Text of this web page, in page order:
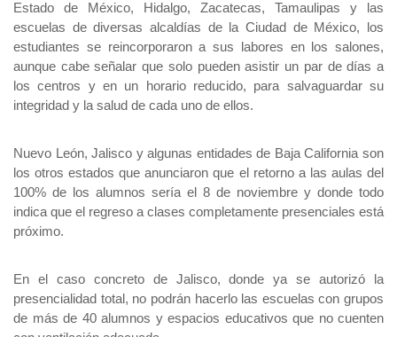
Estado de México, Hidalgo, Zacatecas, Tamaulipas y las
escuelas de diversas alcaldías de la Ciudad de México, los
estudiantes se reincorporaron a sus labores en los salones,
aunque cabe señalar que solo pueden asistir un par de días a
los centros y en un horario reducido, para salvaguardar su
integridad y la salud de cada uno de ellos.
Nuevo León, Jalisco y algunas entidades de Baja California son
los otros estados que anunciaron que el retorno a las aulas del
100% de los alumnos sería el 8 de noviembre y donde todo
indica que el regreso a clases completamente presenciales está
próximo.
En el caso concreto de Jalisco, donde ya se autorizó la
presencialidad total, no podrán hacerlo las escuelas con grupos
de más de 40 alumnos y espacios educativos que no cuenten